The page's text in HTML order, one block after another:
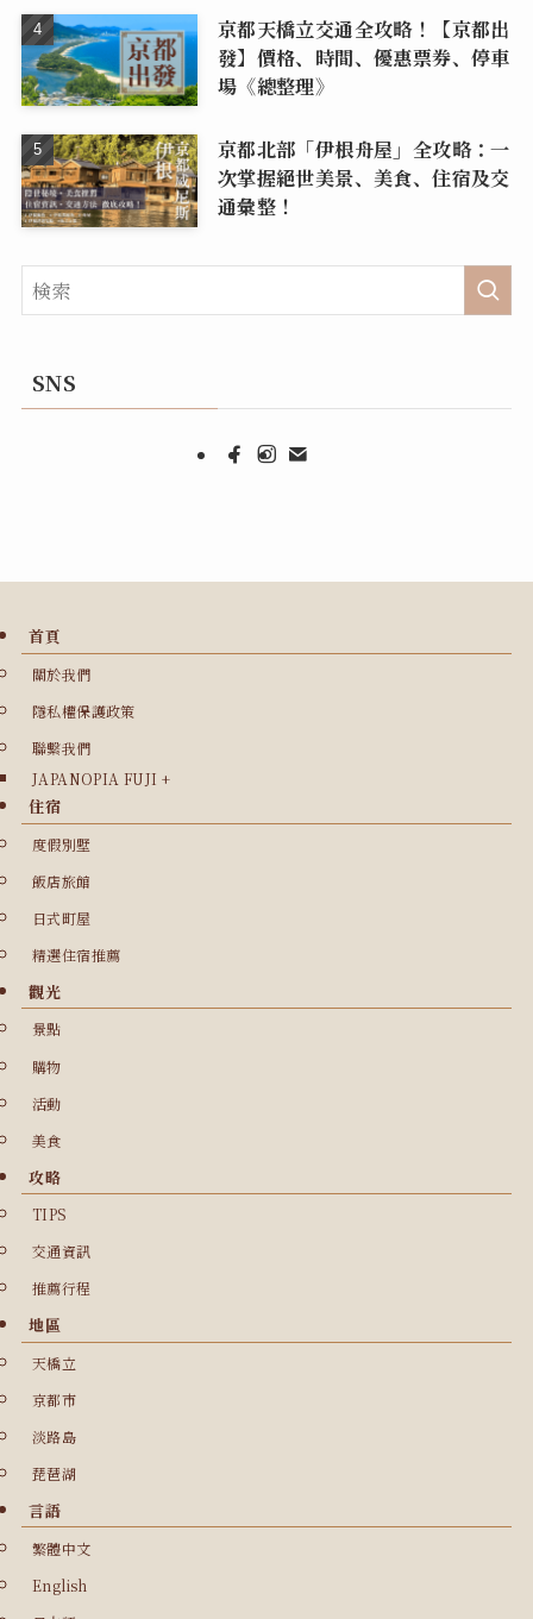
京都天橋立交通全攻略！【京都出
發】價格、時間、優惠票券、停車
場《總整理》
京都北部「伊根舟屋」全攻略：一
次掌握絕世美景、美食、住宿及交
通彙整！
SNS
首頁
關於我們
隱私權保護政策
聯繫我們
JAPANOPIA FUJI +
住宿
度假別墅
飯店旅館
日式町屋
精選住宿推薦
觀光
景點
購物
活動
美食
攻略
TIPS
交通資訊
推薦行程
地區
天橋立
京都市
淡路島
琵琶湖
言語
繁體中文
English